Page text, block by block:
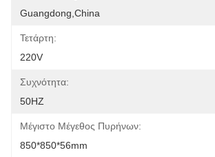
Guangdong,China
Τετάρτη:
220V
Συχνότητα:
50HZ
Μέγιστο Μέγεθος Πυρήνων:
850*850*56mm